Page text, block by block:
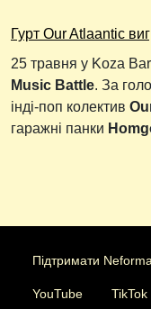
Гурт Our Atlaantic
25 травня у Koza
Music Battle. За
інді-поп колектив
гаражні панки
Підтримати
YouTube TikTok